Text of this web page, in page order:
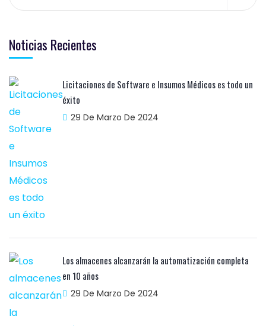
Noticias Recientes
Licitaciones de Software e Insumos Médicos es todo un
éxito
29 De Marzo De 2024
Los almacenes alcanzarán la automatización completa
en 10 años
29 De Marzo De 2024